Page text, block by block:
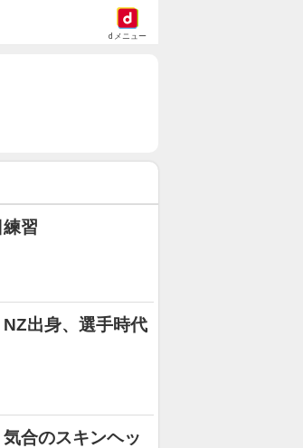
dメニュー
習
出身、選手時代
合のスキンヘッ